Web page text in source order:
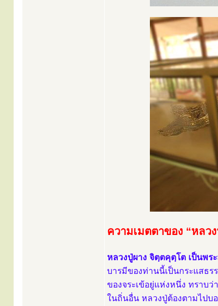
ความเมตตาของ “หลว
หลวงปู่ผาง จิตฺตคุตฺโต เป็นพร
บารมีของท่านนี้เป็นกระแสธร
ของจระเข้อยู่แห่งหนึ่ง ทราบ
ในถิ่นอื่น หลวงปู่ต้องตามไปบ